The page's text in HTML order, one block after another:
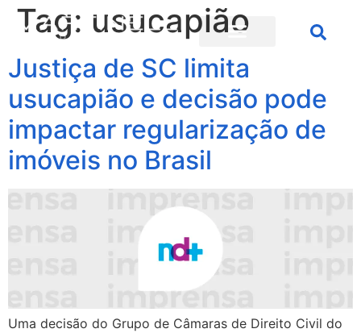
Tag: usucapião
Justiça de SC limita
usucapião e decisão pode
impactar regularização de
imóveis no Brasil
Uma decisão do Grupo de Câmaras de Direito Civil do